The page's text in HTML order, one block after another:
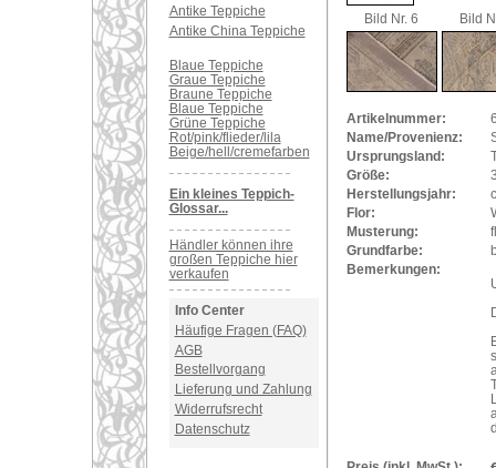
Antike Teppiche
Antike China Teppiche
Blaue Teppiche
Graue Teppiche
Braune Teppiche
Blaue Teppiche
Grüne Teppiche
Rot/pink/flieder/lila
Beige/hell/cremefarben
Ein kleines Teppich-
Glossar...
Händler können ihre
großen Teppiche hier
verkaufen
Info Center
Häufige Fragen (FAQ)
AGB
Bestellvorgang
Lieferung und Zahlung
Widerrufsrecht
Datenschutz
Bild Nr. 6 Bild
Artikelnummer:
Name/Provenienz:
Ursprungsland:
Größe:
Herstellungsjahr:
Flor:
Musterung:
Grundfarbe:
Bemerkungen: